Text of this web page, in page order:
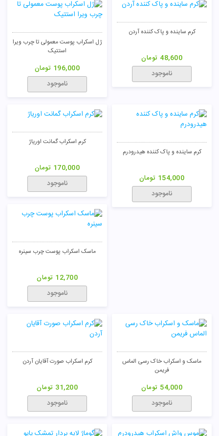
کرم ساینده و پاک کننده آردن
48,600 تومان
ناموجود
ژل اسکراب پوست معمولی تا چرب ویرا
استتیک
196,000 تومان
ناموجود
کرم ساینده و پاک کننده هیدرودرم
154,000 تومان
ناموجود
کرم اسکراب گمانت اوریاژ
170,000 تومان
ناموجود
ماسک اسکراب پوست چرب سینره
12,700 تومان
ناموجود
ماسک و اسکراب خاک رسی الماس
فریمن
54,000 تومان
ناموجود
کرم اسکراب صورت آقایان آردن
31,200 تومان
ناموجود